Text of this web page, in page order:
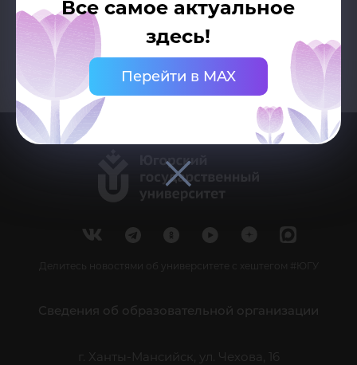
Все самое актуальное
здесь!
Перейти в MAX
Делитесь новостями об университете с хештегом #ЮГУ
Сведения об образовательной организации
г. Ханты-Мансийск, ул. Чехова, 16